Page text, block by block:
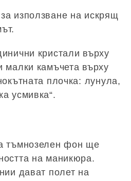
използване на искрящ
кристали върху
малки камъчета върху
плочка: лунула,
усмивка“.
тъмнозелен фон ще
на маникюра.
дават полет на